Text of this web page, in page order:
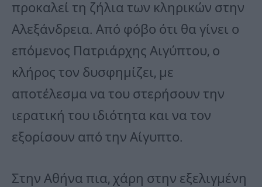
προκαλεί τη ζήλια των κληρικών στην
Αλεξάνδρεια. Από φόβο ότι θα γίνει ο
επόμενος Πατριάρχης Αιγύπτου, ο
κλήρος τον δυσφημίζει, με
αποτέλεσμα να του στερήσουν την
ιερατική του ιδιότητα και να τον
εξορίσουν από την Αίγυπτο.
Στην Αθήνα πια, χάρη στην εξελιγμένη